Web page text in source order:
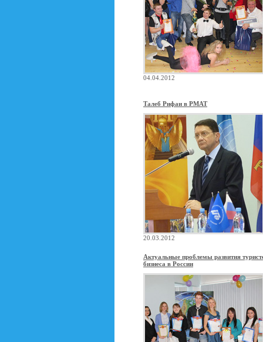
04.04.2012
Талеб Рифаи в РМАТ
20.03.2012
Актуальные проблемы развития
бизнеса в России